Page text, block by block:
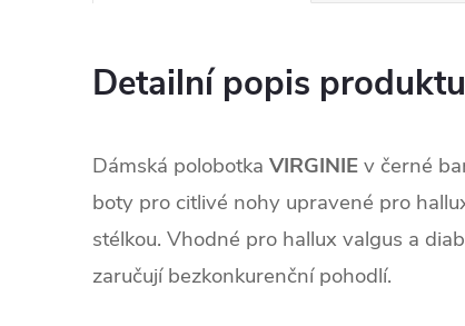
Detailní popis produktu
Dámská polobotka VIRGINIEv černé
boty pro citlivé nohy upravené pro
stélkou. Vhodné pro hallux valgus a
zaručují bezkonkurenční pohodlí.